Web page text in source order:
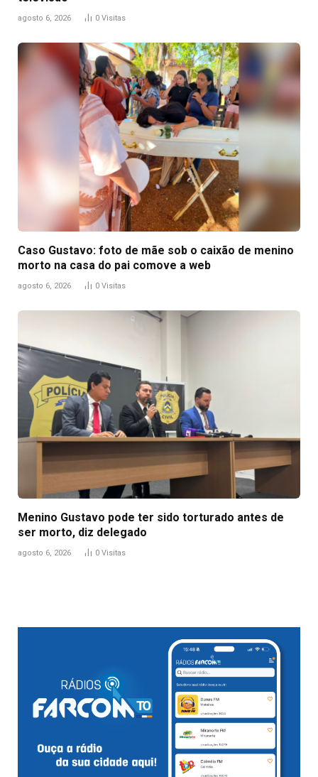
agosto 6, 2026 0 Visitas
Caso Gustavo: foto de mãe sob o caixão de menino
morto na casa do pai comove a web
agosto 6, 2026 0 Visitas
Menino Gustavo pode ter sido torturado antes de
ser morto, diz delegado
agosto 6, 2026 0 Visitas